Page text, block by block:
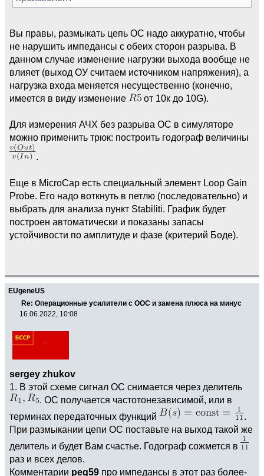
Вы правы, размыкать цепь ОС надо аккуратно, чтобы
не нарушить импедансы с обеих сторон разрыва. В
данном случае изменение нагрузки выхода вообще не
влияет (выход ОУ считаем источником напряжения), а
нагрузка входа меняется несущественно (конечно,
имеется в виду изменение
от 10к до 10G).
Для измерения АЧХ без разрыва ОС в симуляторе
можно применить трюк: построить годограф величины
.
Еще в MicroCap есть специальный элемент Loop Gain
Probe. Его надо воткнуть в петлю (последовательно) и
выбрать для анализа пункт Stabiliti. График будет
построен автоматически и показаны запасы
устойчивости по амплитуде и фазе (критерий Боде).
EUgeneUS
Re: Операционные усилители с ООС и замена плюса на минус
16.06.2022, 10:08
sergey zhukov
1. В этой схеме сигнал ОС снимается через делитель
. ОС получается частотонезависимой, или в
терминах передаточных функций
.
При размыкании цепи ОС поставьте на выход такой же
делитель и будет Вам счастье. Годограф сожмется в
раз и всех делов.
Комментарии peg59 про импедансы в этот раз более-